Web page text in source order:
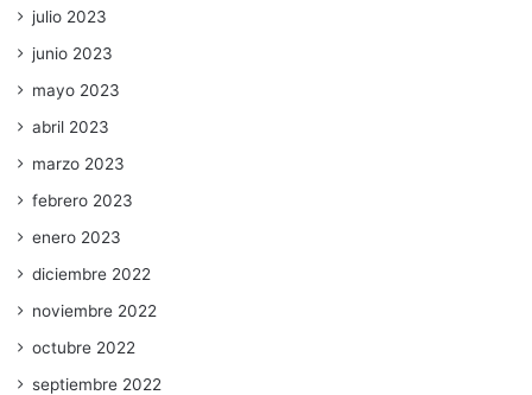
julio 2023
junio 2023
mayo 2023
abril 2023
marzo 2023
febrero 2023
enero 2023
diciembre 2022
noviembre 2022
octubre 2022
septiembre 2022